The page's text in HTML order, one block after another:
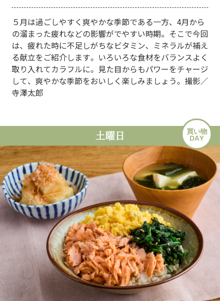
５月は過ごしやすく爽やかな季節である一方、4月から
の溜まった疲れなどの影響がでやすい時期。そこで今回
は、疲れた時に不足しがちなビタミン、ミネラルが補え
る献立をご紹介します。いろいろな食材をバランスよく
取り入れてカラフルに。見た目からもパワーをチャージ
して、爽やかな季節をおいしく楽しみましょう。撮影／
寺澤太郎
土曜日
買い物
DAY